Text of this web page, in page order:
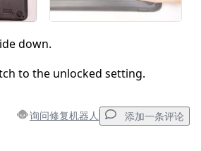
down.
to the unlocked setting.
询问修复机器人 添加一条评论